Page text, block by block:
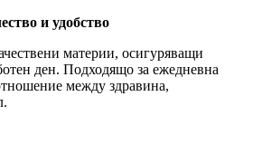
и удобство
материи, осигуряващи
ден. Подходящо за ежедневна
между здравина,